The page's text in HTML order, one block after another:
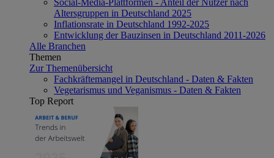
Altersgruppen in Deutschland 2025
Inflationsrate in Deutschland 1992-2025
Entwicklung der Bauzinsen in Deutschland 2011-2026
Alle Branchen
Themen
Zur Themenübersicht
Fachkräftemangel in Deutschland - Daten & Fakten
Vegetarismus und Veganismus - Daten & Fakten
Top Report